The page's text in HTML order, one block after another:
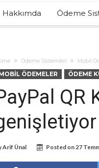
Hakkımda Ödeme
Ödeme Sistemleri Mobil
ÖDEMELER ÖDEME
QR
Arif Ünal Posted on27